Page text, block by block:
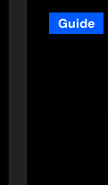
Guide